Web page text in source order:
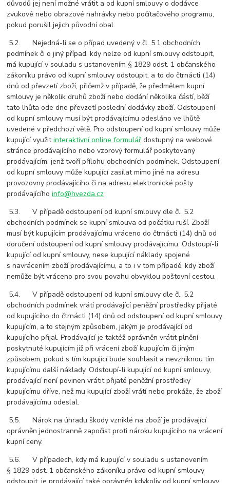
důvodů jej není možné vrátit a od kupní smlouvy o dodávce
zvukové nebo obrazové nahrávky nebo počítačového programu,
pokud porušil jejich původní obal.
5.2. Nejedná-li se o případ uvedený v čl. 5.1 obchodních
podmínek či o jiný případ, kdy nelze od kupní smlouvy odstoupit,
má kupující v souladu s ustanovením § 1829 odst. 1 občanského
zákoníku právo od kupní smlouvy odstoupit, a to do čtrnácti (14)
dnů od převzetí zboží, přičemž v případě, že předmětem kupní
smlouvy je několik druhů zboží nebo dodání několika částí, běží
tato lhůta ode dne převzetí poslední dodávky zboží. Odstoupení
od kupní smlouvy musí být prodávajícímu odesláno ve lhůtě
uvedené v předchozí větě. Pro odstoupení od kupní smlouvy může
kupující využitinteraktivní online formulář dostupný na webové
stránce prodávajícího nebo vzorový formulář poskytovaný
prodávajícím, jenž tvoří přílohu obchodních podmínek. Odstoupení
od kupní smlouvy může kupující zasílat mimo jiné na adresu
provozovny prodávajícího či na adresu elektronické pošty
prodávajícíhoinfo@hvezda.cz
5.3. V případě odstoupení od kupní smlouvy dle čl. 5.2
obchodních podmínek se kupní smlouva od počátku ruší. Zboží
musí být kupujícím prodávajícímu vráceno do čtrnácti (14) dnů od
doručení odstoupení od kupní smlouvy prodávajícímu. Odstoupí-li
kupující od kupní smlouvy, nese kupující náklady spojené
s navrácením zboží prodávajícímu, a to i v tom případě, kdy zboží
nemůže být vráceno pro svou povahu obvyklou poštovní cestou.
5.4. V případě odstoupení od kupní smlouvy dle čl. 5.2
obchodních podmínek vrátí prodávající peněžní prostředky přijaté
od kupujícího do čtrnácti (14) dnů od odstoupení od kupní smlouvy
kupujícím, a to stejným způsobem, jakým je prodávající od
kupujícího přijal. Prodávající je taktéž oprávněn vrátit plnění
poskytnuté kupujícím již při vrácení zboží kupujícím či jiným
způsobem, pokud s tím kupující bude souhlasit a nevzniknou tím
kupujícímu další náklady. Odstoupí-li kupující od kupní smlouvy,
prodávající není povinen vrátit přijaté peněžní prostředky
kupujícímu dříve, než mu kupující zboží vrátí nebo prokáže, že zboží
prodávajícímu odeslal.
5.5. Nárok na úhradu škody vzniklé na zboží je prodávající
oprávněn jednostranně započíst proti nároku kupujícího na vrácení
kupní ceny.
5.6. V případech, kdy má kupující v souladu s ustanovením
§ 1829 odst. 1 občanského zákoníku právo od kupní smlouvy
odstoupit, je prodávající také oprávněn kdykoliv od kupní smlouvy